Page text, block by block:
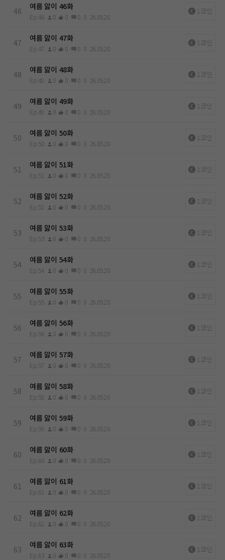
46 여름 앓이 46화
Ep.46 0 0 0 0 26.05.20
1코인
47 여름 앓이 47화
Ep.47 0 0 0 0 26.05.20
1코인
48 여름 앓이 48화
Ep.48 0 0 0 0 26.05.20
1코인
49 여름 앓이 49화
Ep.49 0 0 0 0 26.05.20
1코인
50 여름 앓이 50화
Ep.50 0 0 0 0 26.05.20
1코인
51 여름 앓이 51화
Ep.51 0 0 0 0 26.05.20
1코인
52 여름 앓이 52화
Ep.52 0 0 0 0 26.05.20
1코인
53 여름 앓이 53화
Ep.53 0 0 0 0 26.05.20
1코인
54 여름 앓이 54화
Ep.54 0 0 0 0 26.05.20
1코인
55 여름 앓이 55화
Ep.55 0 0 0 0 26.05.20
1코인
56 여름 앓이 56화
Ep.56 0 0 0 0 26.05.20
1코인
57 여름 앓이 57화
Ep.57 0 0 0 0 26.05.20
1코인
58 여름 앓이 58화
Ep.58 0 0 0 0 26.05.20
1코인
59 여름 앓이 59화
Ep.59 0 0 0 0 26.05.20
1코인
60 여름 앓이 60화
Ep.60 0 0 0 0 26.05.20
1코인
61 여름 앓이 61화
Ep.61 0 0 0 0 26.05.20
1코인
62 여름 앓이 62화
Ep.62 0 0 0 0 26.05.20
1코인
63 여름 앓이 63화
Ep.63 0 0 0 0 26.05.20
1코인